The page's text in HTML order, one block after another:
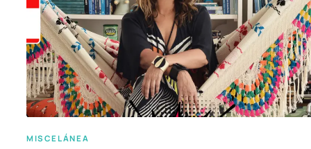
MISCELÁNEA